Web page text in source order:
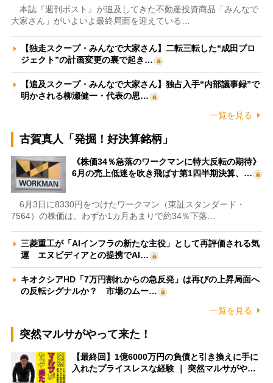
本誌『週刊ポスト』が追及してきた不動産投資商品「みんなで
大家さん」がいよいよ最終局面を迎えている…
【独走スクープ・みんなで大家さん】二転三転した“成田プロ
ジェクト”の計画変更の裏で起き…
【追及スクープ・みんなで大家さん】独占入手“内部議事録”で
明かされる柳瀬健一・代表の思…
一覧を見る
古賀真人「発掘！好決算銘柄」
《株価34％急落のワークマンに特大反転の期待》
6月の売上低迷を吹き飛ばす第1四半期決算、…
6月3日に8330円をつけたワークマン（東証スタンダード・
7564）の株価は、わずか1カ月あまりで約34％下落…
三菱重工が「AIインフラの新たな主役」として再評価される気
運 エヌビディアとの提携でAI…
キオクシアHD「7万円割れからの急反発」は再びの上昇局面へ
の反転シグナルか？ 市場のムー…
一覧を見る
突然マルサがやって来た！
【最終回】1億6000万円の負債と引き換えに手に
入れたプライスレスな経験 ｜ 突然マルサがや…